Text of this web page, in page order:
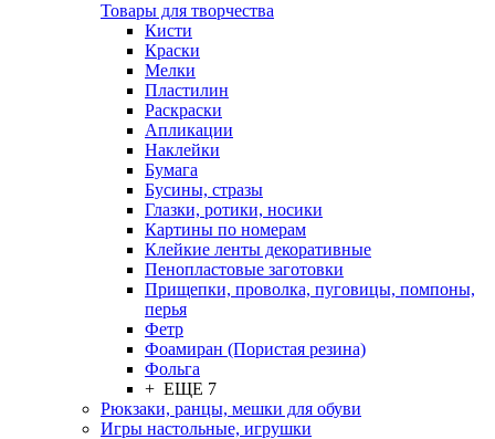
Товары для творчества
Кисти
Краски
Мелки
Пластилин
Раскраски
Апликации
Наклейки
Бумага
Бусины, стразы
Глазки, ротики, носики
Картины по номерам
Клейкие ленты декоративные
Пенопластовые заготовки
Прищепки, проволка, пуговицы, помпоны,
перья
Фетр
Фоамиран (Пористая резина)
Фольга
+ ЕЩЕ 7
Рюкзаки, ранцы, мешки для обуви
Игры настольные, игрушки